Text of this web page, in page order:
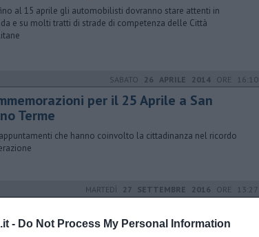
- Do Not Process My Personal Information
al 15 aprile gli automobilisti dovranno stare attenti in
e su molti tratti di strade di competenza delle Città
SABATO 26 APRILE 2014 ORE 16:10
per il 25 Aprile a San
Terme
che hanno coinvolto la cittadinanza nel ricordo
MARTEDÌ 27 SETTEMBRE 2016 ORE 13:27
il piano di manutenzioni ordinarie e straordinarie dei cimiteri